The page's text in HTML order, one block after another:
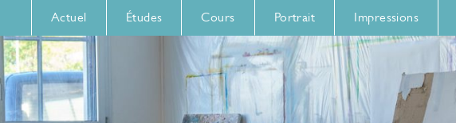
Actuel Études Cours Portrait Impressions